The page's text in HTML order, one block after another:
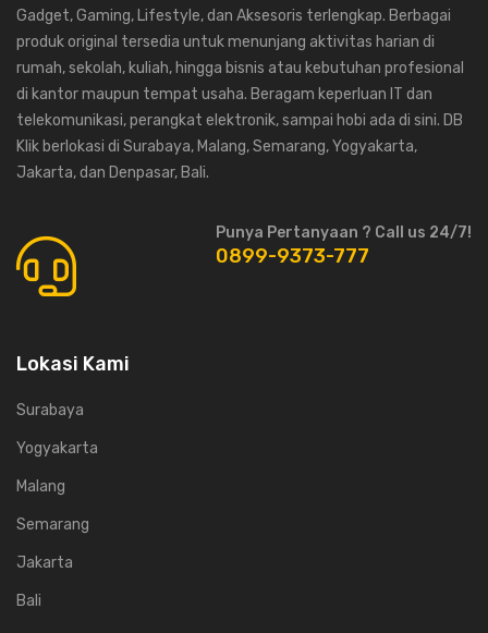
Gadget, Gaming, Lifestyle, dan Aksesoris terlengkap. Berbagai
produk original tersedia untuk menunjang aktivitas harian di
rumah, sekolah, kuliah, hingga bisnis atau kebutuhan profesional
di kantor maupun tempat usaha. Beragam keperluan IT dan
telekomunikasi, perangkat elektronik, sampai hobi ada di sini. DB
Klik berlokasi di Surabaya, Malang, Semarang, Yogyakarta,
Jakarta, dan Denpasar, Bali.
Punya Pertanyaan ? Call us 24/7!
0899-9373-777
Lokasi Kami
Surabaya
Yogyakarta
Malang
Semarang
Jakarta
Bali